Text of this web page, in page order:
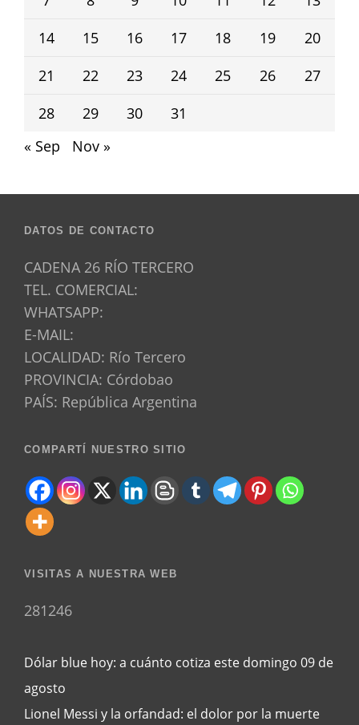
14
15 16 17 18 19
20
21
22 23 24 25 26
27
28
29 30
31
« Sep
Nov »
DATOS DE CONTACTO
CADENA 26 RÍO TERCERO
TEL. COMERCIAL:
WHATSAPP:
E-MAIL:
LOCALIDAD: Río Tercero
PROVINCIA: Córdobao
PAÍS: República Argentina
COMPARTÍ NUESTRO SITIO
VISITAS A NUESTRA WEB
281246
Dólar blue hoy: a cuánto cotiza este domingo 09 de
agosto
Lionel Messi y la orfandad: el dolor por la muerte